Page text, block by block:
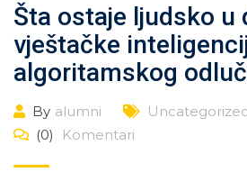
Šta ostaje ljudsko u
vještačke
algoritamskog
By alumni
(0)
Komentari